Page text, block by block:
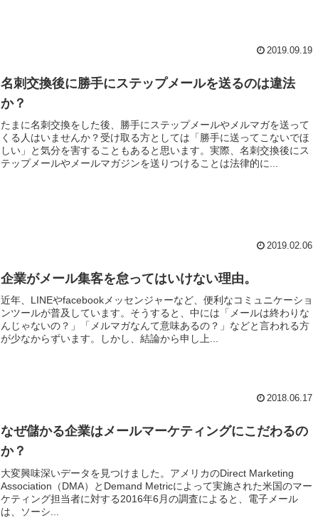
2019.09.19
名刺交換後に勝手にステップメールを送るのは違法
か？
たまに名刺交換をした後、勝手にステップメールやメルマガを送って
くる人はいませんか？受け取る方としては「勝手に送ってこないでほ
しい」と気分を害することもあると思います。実際、名刺交換後にス
テップメールやメールマガジンを送りつけることは法律的に...
2019.02.06
企業がメール集客を怠ってはいけない理由。
近年、LINEやfacebookメッセンジャーなど、便利なコミュニケーショ
ンツールが普及しています。そうすると、中には「メールは終わりな
んじゃないの？」「メルマガなんて意味あるの？」などと言われる方
が少なからずいます。しかし、結論から申し上...
2018.06.17
なぜ儲かる企業はメールマーケティングにこだわるの
か？
大変興味深いデータを見つけました。アメリカのDirect Marketing
Association（DMA）とDemand Metricによって実施された米国のマー
ケティング担当者に対する2016年6月の調査によると、電子メール
は、ソーシ...